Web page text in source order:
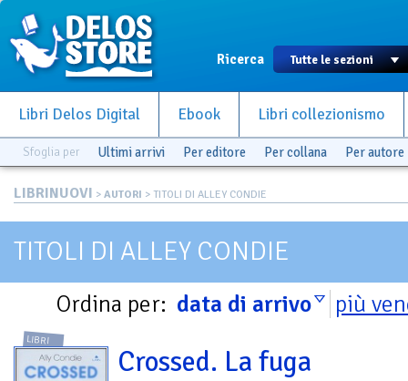
Ricerca
Libri Delos Digital Ebook Libri collezionismo
Sfoglia per Ultimi arrivi Per editore Per collana Per autore
LIBRINUOVI > AUTORI > TITOLI DI ALLEY CONDIE
TITOLI DI ALLEY CONDIE
Ordina per: data di arrivo più
LIBRI
Crossed. La fuga